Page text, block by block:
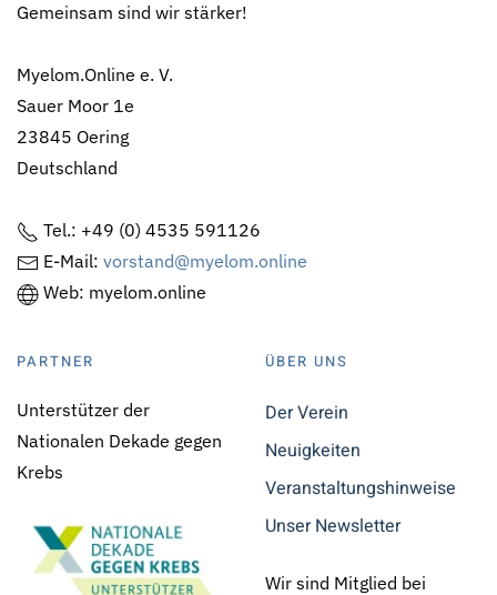
Gemeinsam sind wir stärker!
Myelom.Online e. V.
Sauer Moor 1e
23845 Oering
Deutschland
Tel.: +49 (0) 4535 591126
E-Mail: vorstand@myelom.online
Web: myelom.online
PARTNER
Unterstützer der
Nationalen Dekade gegen
Krebs
ÜBER UNS
Der Verein
Neuigkeiten
Veranstaltungshinweise
Unser Newsletter
Wir sind Mitglied bei